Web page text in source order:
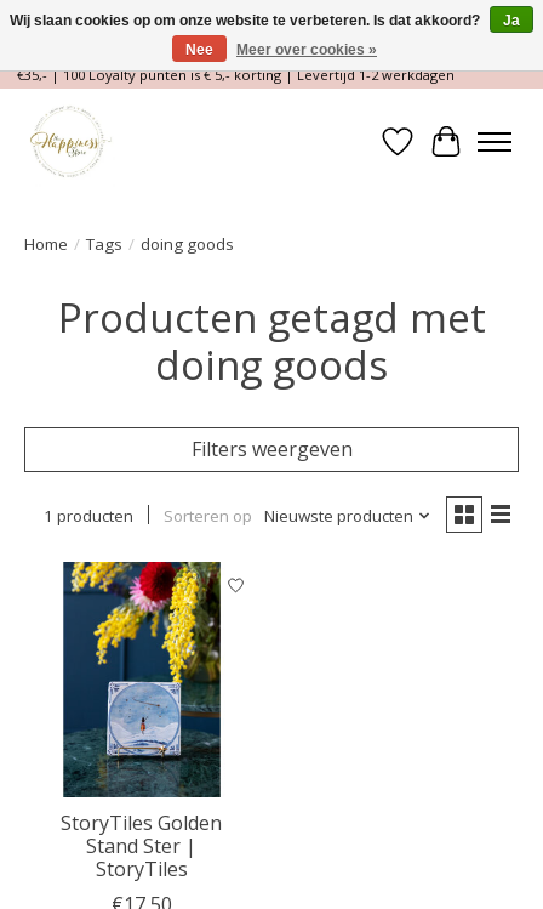
Magische Conceptstore, Edelstenen & Spirituele winkel | Gratis verzending >
€35,- | 100 Loyalty punten is € 5,- korting | Levertijd 1-2 werkdagen
Verlanglijst
Home / Tags / doing goods
Producten getagd met
doing goods
Filters weergeven
1 producten Sorteren op Nieuwste producten
StoryTiles Golden
Stand Ster |
StoryTiles
Wij slaan cookies op om onze website te verbeteren. Is dat akkoord?
Ja
Nee
Meer over cookies »